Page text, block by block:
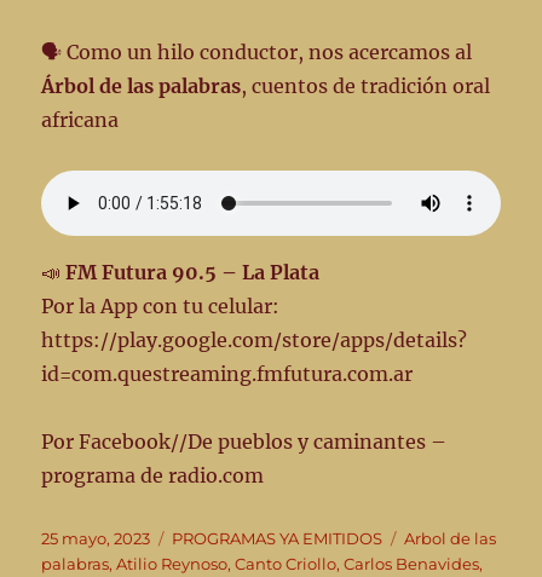
🗣️ Como un hilo conductor, nos acercamos al
Árbol de las palabras, cuentos de tradición oral
africana
📣FM Futura 90.5 – La Plata
Por la App con tu celular:
https://play.google.com/store/apps/details?
id=com.questreaming.fmfutura.com.ar
Por Facebook//De pueblos y caminantes –
programa de radio.com
Publicado
el
25 mayo, 2023 Categorías
PROGRAMAS YA EMITIDOS Etiquetas
Arbol de las
palabras,Atilio Reynoso,Canto Criollo,Carlos Benavides,